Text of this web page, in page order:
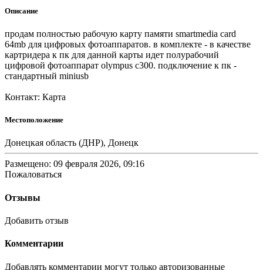
Описание
продам полностью рабочую карту памяти smartmedia card
64mb для цифровых фотоаппаратов. в комплекте - в качестве
картридера к пк для данной карты идет полурабочий
цифровой фотоаппарат olympus c300. подключение к пк -
стандартный miniusb
Контакт: Карта
Местоположение
Донецкая область (ДНР), Донецк
Размещено: 09 февраля 2026, 09:16
Пожаловаться
Отзывы
Добавить отзыв
Комментарии
Добавлять комментарии могут только авторизованные